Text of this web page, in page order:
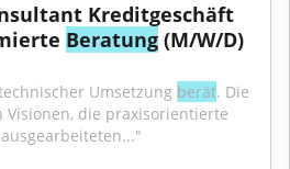
Kreditgeschäft
Beratung (M/W/D)
Umsetzung berät. Die
Visionen, die praxisorientierte